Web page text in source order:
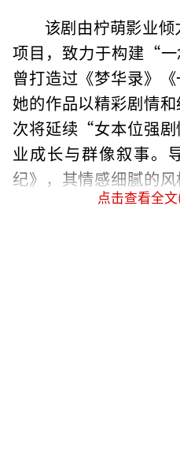
该剧由柠萌影业
项目，致力于构建“
曾打造过《梦华录》《
她的作品以精彩剧情
次将延续“女本位强
业成长与群像叙事。
纪》，其情感细腻的
点击查看全